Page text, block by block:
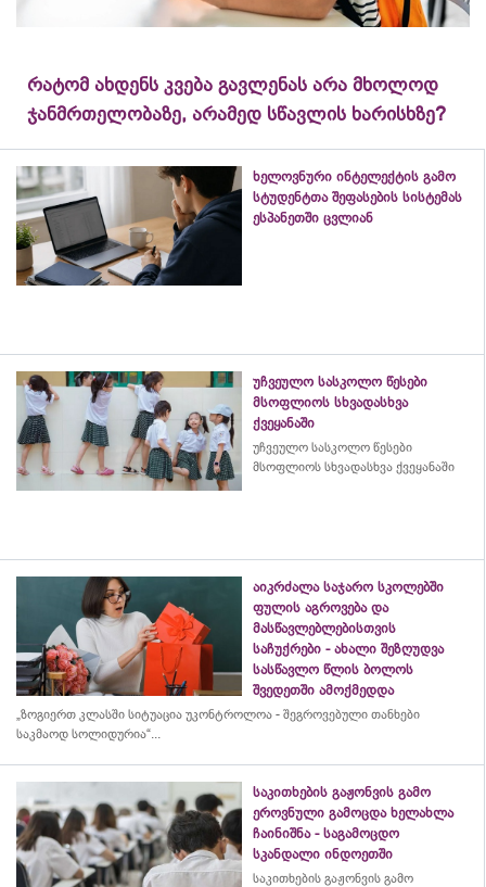
რატომ ახდენს კვება გავლენას არა მხოლოდ
ჯანმრთელობაზე, არამედ სწავლის ხარისხზე?
ხელოვნური ინტელექტის გამო
სტუდენტთა შეფასების სისტემას
ესპანეთში ცვლიან
უჩვეულო სასკოლო წესები
მსოფლიოს სხვადასხვა
ქვეყანაში
უჩვეულო სასკოლო წესები
მსოფლიოს სხვადასხვა ქვეყანაში
აიკრძალა საჯარო სკოლებში
ფულის აგროვება და
მასწავლებლებისთვის
საჩუქრები - ახალი შეზღუდვა
სასწავლო წლის ბოლოს
შვედეთში ამოქმედდა
„ზოგიერთ კლასში სიტუაცია უკონტროლოა - შეგროვებული თანხები
საკმაოდ სოლიდურია“...
საკითხების გაჟონვის გამო
ეროვნული გამოცდა ხელახლა
ჩაინიშნა - საგამოცდო
სკანდალი ინდოეთში
საკითხების გაჟონვის გამო